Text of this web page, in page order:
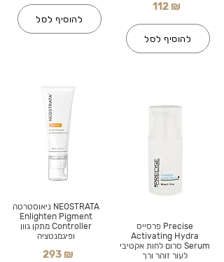
להוסיף לסל
NEOSTRATA ניאוסטרטה
Enlighten Pigment
Controller מתקן גוון
ופיגמנטציה
293 ₪
112 ₪
להוסיף לסל
Precise פרסייס
Activating Hydra
Serum סרום לחות אקטיבי
לעור זוהר ורך